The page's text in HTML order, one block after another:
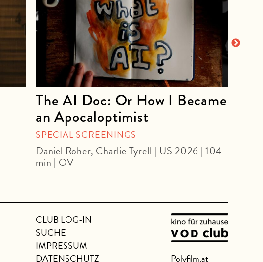
The AI Doc: Or How I Became
an Apocaloptimist
SPECIAL SCREENINGS
Daniel Roher, Charlie Tyrell | US 2026 | 104
min | OV
CLUB LOG-IN
SUCHE
IMPRESSUM
DATENSCHUTZ
Polyfilm.at